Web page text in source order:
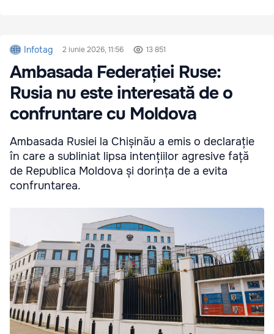
Infotag 2 iunie 2026, 11:56 13 851
Ambasada Federației Ruse:
Rusia nu este interesată de o
confruntare cu Moldova
Ambasada Rusiei la Chișinău a emis o declarație
în care a subliniat lipsa intențiilor agresive față
de Republica Moldova și dorința de a evita
confruntarea.